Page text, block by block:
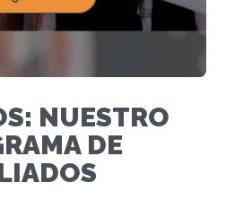
NUESTRO
DE